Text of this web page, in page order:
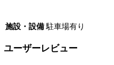
施設・設備 駐車場有り
ユーザーレビュー